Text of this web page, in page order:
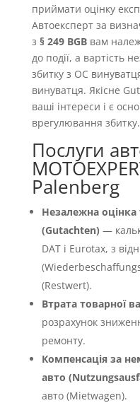
приймати оцінку
Автоексперт за
з § 249 BGBвам
до події, а вартість
збитку з OC
винуватця. Якісне
ваші інтереси і є
врегулювання збитку.
Послуги
Palenberg
Незалежна
(Gutachten) —
DAT і Eurotax, з
(Restwert).
Втрата товарної
розрахунок
ремонту.
Компенсація за
авто
авто (Mietwagen).